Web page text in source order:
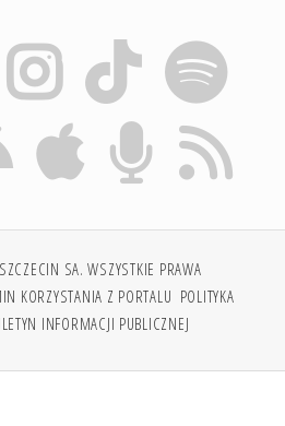
SA. WSZYSTKIE PRAWA
KORZYSTANIA Z PORTALU POLITYKA
INFORMACJI PUBLICZNEJ